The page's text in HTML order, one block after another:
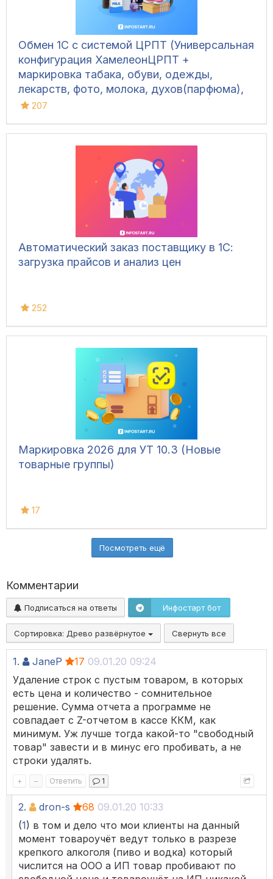
Обмен 1С с системой ЦРПТ (Универсальная
конфигурация ХамелеонЦРПТ +
маркировка табака, обуви, одежды,
лекарств, фото, молока, духов(парфюма),
питьевой воды, велосипедов и шин)
207
Автоматический заказ поставщику в 1С:
загрузка прайсов и анализ цен
252
Маркировка 2026 для УТ 10.3 (Новые
товарные группы)
17
Посмотреть ещё
Комментарии
Подписаться на ответы Инфостарт бот
Сортировка: Древо развёрнутое Свернуть все
1. JaneP 17 09.01.20 09:24
Удаление строк с пустым товаром, в которых
есть цена и количество - сомнительное
решение. Сумма отчета а программе не
совпадает с Z-отчетом в кассе ККМ, как
минимум. Уж лучше тогда какой-то "свободный
товар" завести и в минус его пробивать, а не
строки удалять.
+ – Ответить 1
2. dron-s 68 09.01.20 10:33
(1) в том и дело что мои клиенты на данный
момент товароучёт ведут только в разрезе
крепкого алкоголя (пиво и водка) который
числится на ООО а ИП товар пробивают по